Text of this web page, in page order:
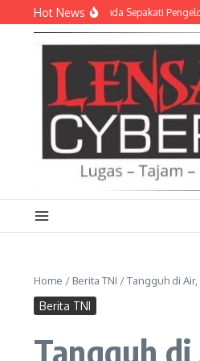
Lewati ke konten
Hot News
AD dan Empat Pemda Sepakati
Home / Berita TNI /Tangguh di
Berita TNI
Tangguh